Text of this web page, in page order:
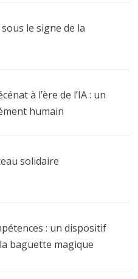
le signe de la
à l’ère de l’IA : un
humain
solidaire
: un dispositif
baguette magique